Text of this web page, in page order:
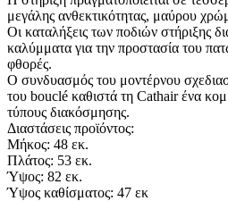
μεγάλης ανθεκτικότητας, μαύρου
Οι καταλήξεις των ποδιών στήριξης
καλύμματα για την προστασία του
φθορές.
Ο συνδυασμός του μοντέρνου
του bouclé καθιστά τη Cathair ένα
τύπους διακόσμησης.
Διαστάσεις προϊόντος:
Μήκος: 48 εκ.
Πλάτος: 53 εκ.
Ύψος: 82 εκ.
Ύψος καθίσματος: 47 εκ